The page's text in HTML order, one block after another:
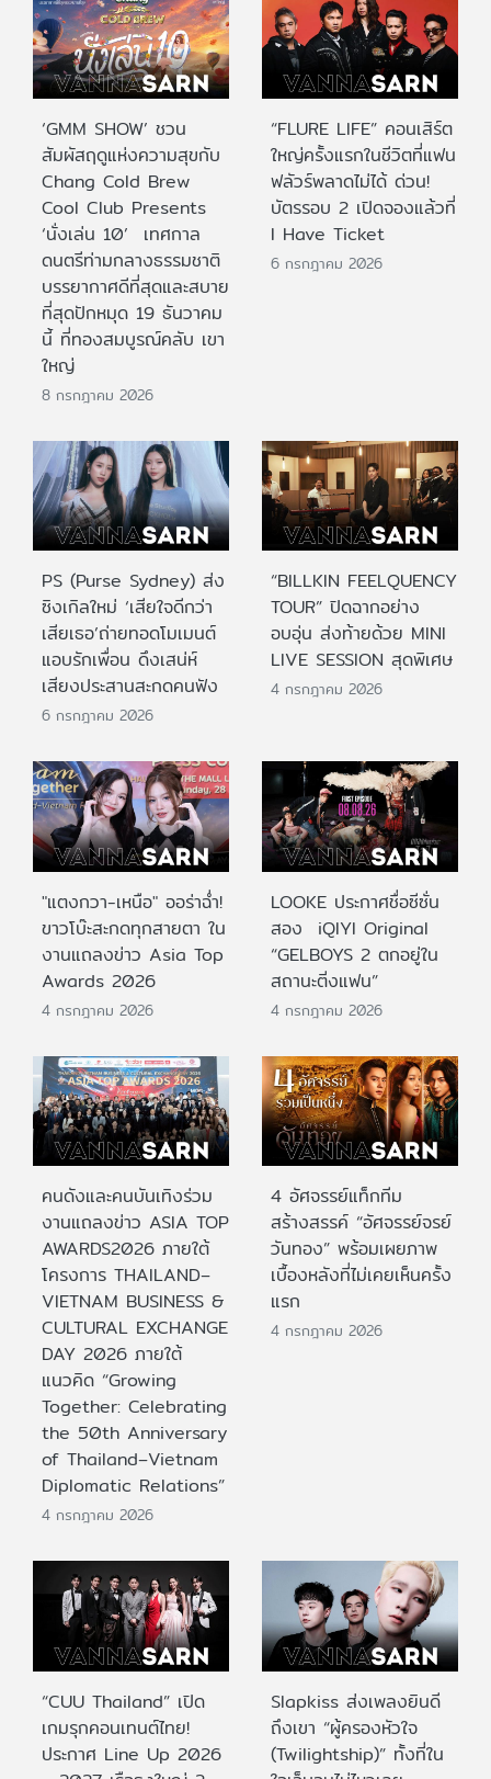
‘GMM SHOW’ ชวน
สัมผัสฤดูแห่งความสุขกับ
Chang Cold Brew
Cool Club Presents
‘นั่งเล่น 10’ เทศกาล
ดนตรีท่ามกลางธรรมชาติ
บรรยากาศดีที่สุดและสบาย
ที่สุดปักหมุด 19 ธันวาคม
นี้ ที่ทองสมบูรณ์คลับ เขา
ใหญ่
8 กรกฎาคม 2026
“FLURE LIFE” คอนเสิร์ต
ใหญ่ครั้งแรกในชีวิตที่แฟน
ฟลัวร์พลาดไม่ได้ ด่วน!
บัตรรอบ 2 เปิดจองแล้วที่
I Have Ticket
6 กรกฎาคม 2026
PS (Purse Sydney) ส่ง
ซิงเกิลใหม่ ‘เสียใจดีกว่า
เสียเธอ’ถ่ายทอดโมเมนต์
แอบรักเพื่อน ดึงเสน่ห์
เสียงประสานสะกดคนฟัง
6 กรกฎาคม 2026
“BILLKIN FEELQUENCY
TOUR” ปิดฉากอย่าง
อบอุ่น ส่งท้ายด้วย MINI
LIVE SESSION สุดพิเศษ
4 กรกฎาคม 2026
"แตงกวา-เหนือ" ออร่าฉ่ำ!
ขาวโบ๊ะสะกดทุกสายตา ใน
งานแถลงข่าว Asia Top
Awards 2026
4 กรกฎาคม 2026
LOOKE ประกาศชื่อซีซั่น
สอง iQIYI Original
“GELBOYS 2 ตกอยู่ใน
สถานะติ่งแฟน”
4 กรกฎาคม 2026
คนดังและคนบันเทิงร่วม
งานแถลงข่าว ASIA TOP
AWARDS2026 ภายใต้
โครงการ THAILAND–
VIETNAM BUSINESS &
CULTURAL EXCHANGE
DAY 2026 ภายใต้
แนวคิด “Growing
Together: Celebrating
the 50th Anniversary
of Thailand–Vietnam
Diplomatic Relations”
4 กรกฎาคม 2026
4 อัศจรรย์แท็กทีม
สร้างสรรค์ “อัศจรรย์จรย์
วันทอง” พร้อมเผยภาพ
เบื้องหลังที่ไม่เคยเห็นครั้ง
แรก
4 กรกฎาคม 2026
“CUU Thailand” เปิด
เกมรุกคอนเทนต์ไทย!
ประกาศ Line Up 2026
Slapkiss ส่งเพลงยินดี
ถึงเขา “ผู้ครองหัวใจ
(Twilightship)” ทั้งที่ใน